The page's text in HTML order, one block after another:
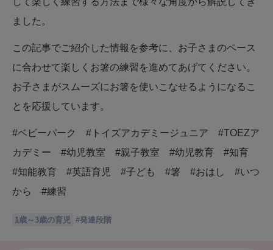
ました。
この記事でご紹介した情報を参考に、お子さまのペース
に合わせて楽しくお箸の練習を進めてあげてください。
お子さまがスムーズにお箸を使いこなせるようになるこ
とを応援しています。
#ベビーパーク #トイズアカデミージュニア #TOEZア
カデミー #幼児教室 #親子教室 #幼児教育 #知育
#知能教育 #英語育児 #子ども #箸 #おはし #いつ
から #練習
1歳～3歳の育児 #発達段階